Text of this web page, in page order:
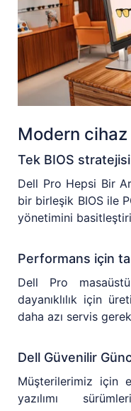
Modern
Tek BIOS
Dell Pro Hepsi Bir
bir birleşik BIOS ile
yönetimini
Performans için
Dell Pro
dayanıklılık için
daha azı servis
Dell Güvenilir
Müşterilerimiz için
yazılımı